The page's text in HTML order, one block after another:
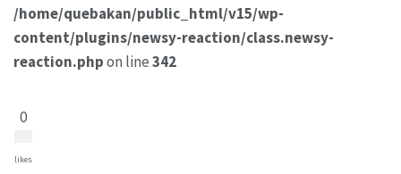
/home/quebakan/public_html/v15/wp-
content/plugins/newsy-reaction/class.newsy-
reaction.phpon line342
0
likes